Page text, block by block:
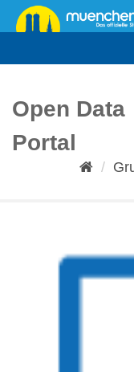
Überspringen
zum
Open Data
Portal